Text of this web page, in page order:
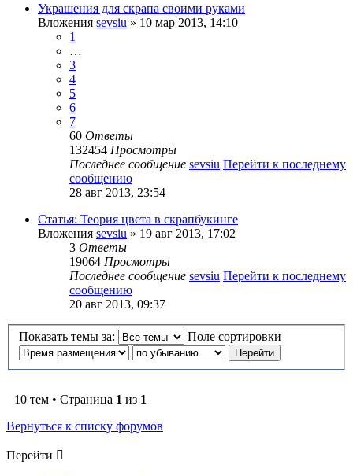
Украшения для скрапа своими руками
Вложения sevsiu » 10 мар 2013, 14:10
1
…
3
4
5
6
7
60 Ответы
132454 Просмотры
Последнее сообщение sevsiu Перейти к последнему
сообщению
28 авг 2013, 23:54
Статья: Теория цвета в скрапбукинге
Вложения sevsiu » 19 авг 2013, 17:02
3 Ответы
19064 Просмотры
Последнее сообщение sevsiu Перейти к последнему
сообщению
20 авг 2013, 09:37
Показать темы за: Поле сортировки
10 тем • Страница 1 из 1
Вернуться к списку форумов
Перейти